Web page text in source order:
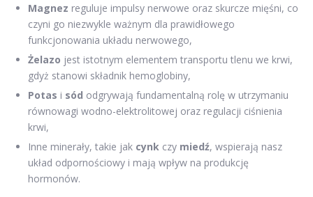
Magnez reguluje impulsy nerwowe oraz skurcze mięśni, co
czyni go niezwykle ważnym dla prawidłowego
funkcjonowania układu nerwowego,
Żelazo jest istotnym elementem transportu tlenu we krwi,
gdyż stanowi składnik hemoglobiny,
Potas i sód odgrywają fundamentalną rolę w utrzymaniu
równowagi wodno-elektrolitowej oraz regulacji ciśnienia
krwi,
Inne minerały, takie jak cynk czy miedź, wspierają nasz
układ odpornościowy i mają wpływ na produkcję
hormonów.